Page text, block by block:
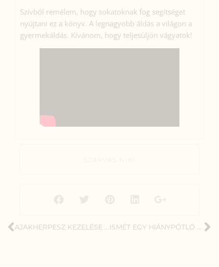
Szívből remélem, hogy sokatoknak fog segítséget
nyújtani ez a könyv. A legnagyobb áldás a világon a
gyermekáldás. Kívánom, hogy teljesüljön vágyatok!
AJAKHERPESZ KEZELÉSE TERMÉSZETESEN ISMÉT EGY HIÁNYPÓTLÓ KÖTETTEL TELJESEDIK A TERMÉSZETGYÓGYÁSZ A CSALÁDBAN KÖNYVSOROZAT!